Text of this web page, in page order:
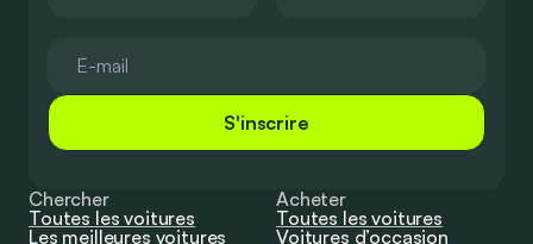
S'inscrire
Chercher
Toutes les voitures
Les meilleures voitures
Acheter
Toutes les voitures
Voitures d’occasion